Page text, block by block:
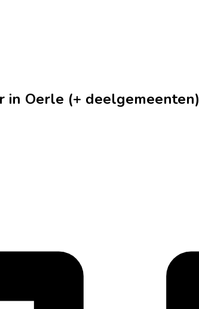
in Oerle (+ deelgemeenten)